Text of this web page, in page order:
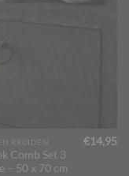
KRUIDEN
Comb Set 3
– 50 x 70 cm
€14,95